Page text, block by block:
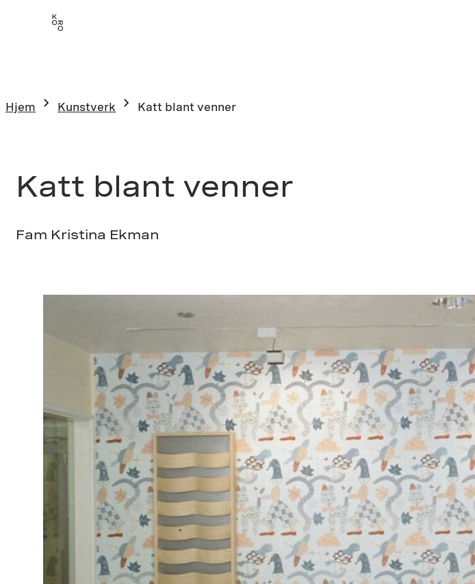
Hjem Kunstverk Katt blant venner
Katt blant venner
Fam Kristina Ekman